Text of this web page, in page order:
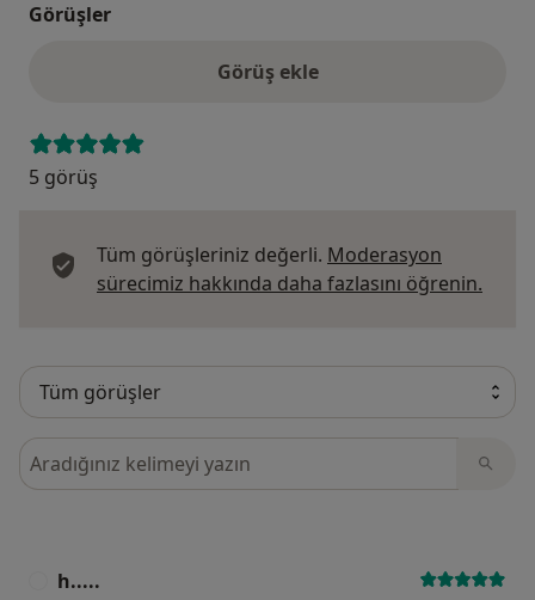
Görüşler
Görüş ekle
5 görüş
Tüm görüşleriniz değerli. Moderasyon
sürecimiz hakkında daha fazlasını öğrenin.
Görüşler içerisinde ara
h.....